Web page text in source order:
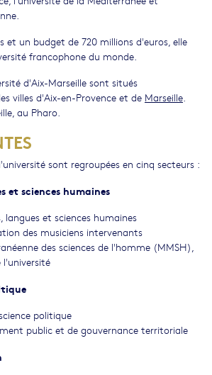
et un budget de 720 millions d'euros, elle
francophone du monde.
d'Aix-Marseille sont situés
villes d'Aix-en-Provence et de Marseille.
au Pharo.
sont regroupées en cinq secteurs :
et sciences humaines
langues et sciences humaines
des musiciens intervenants
des sciences de l'homme (MMSH),
politique
public et de gouvernance territoriale